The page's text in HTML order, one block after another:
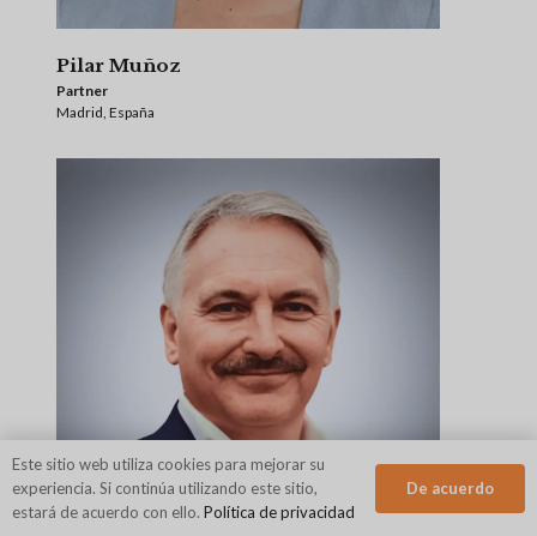
Pilar Muñoz
Partner
Madrid, España
Este sitio web utiliza cookies para mejorar su
experiencia. Si continúa utilizando este sitio,
estará de acuerdo con ello. Política de privacidad
De acuerdo